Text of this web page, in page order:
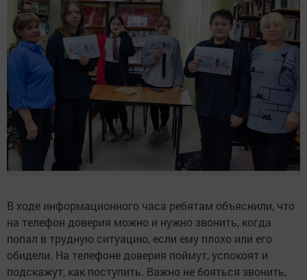
В ходе информационного часа ребятам объяснили, что
на телефон доверия можно и нужно звонить, когда
попал в трудную ситуацию, если ему плохо или его
обидели. На телефоне доверия поймут, успокоят и
подскажут, как поступить. Важно не бояться звонить,